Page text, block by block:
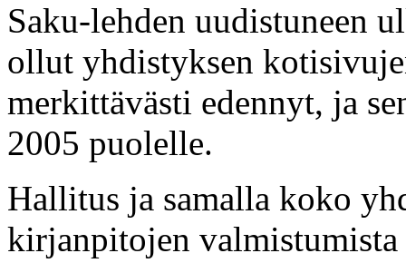
Saku-lehden uudistuneen
ollut yhdistyksen
merkittävästi edennyt, ja
2005 puolelle.
Hallitus ja samalla koko
kirjanpitojen valmistumista